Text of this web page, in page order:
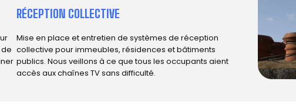
RÉCEPTION COLLECTIVE
Mise en place et entretien de systèmes de réception
collective pour immeubles, résidences et bâtiments
publics. Nous veillons à ce que tous les occupants aient
accès aux chaînes TV sans difficulté.